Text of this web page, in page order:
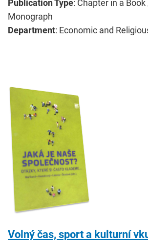
Publication Type: Chapter in a Book
Monograph
Department: Economic and
Volný čas, sport a kulturní